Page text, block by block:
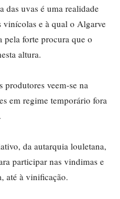
das uvas é uma realidade
vinícolas e à qual o Algarve
pela forte procura que o
altura.
veem-se na
em regime temporário fora
da autarquia louletana,
participar nas vindimas e
até à vinificação.